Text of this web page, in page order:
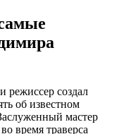
режиссер создал
об известном
мастер
время траверса